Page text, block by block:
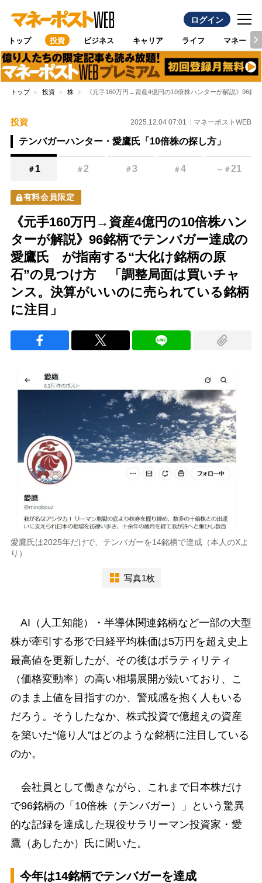
ログイン
トップ 投資 ビジネス キャリア ライフ マネー
トップ 投資 株 《元手160万円→資産4億円の10倍株ハンターが解説》96
投資 2025.12.04 07:01 マネーポストWEB
テンバガーハンター・愛鷹氏「10倍株の探し方」
＃ 1 ＃2 ＃3 ＃4 ～ ＃21
有料会員限定
《元手160万円→資産4億円の10倍株ハン
ターが解説》96銘柄でテンバガー達成の
愛鷹氏 が指南する“大化け銘柄の原
石”の見つけ方 「調整局面は買いチャ
ンス。決算がいいのに売られている銘柄
に注目」
愛鷹氏は2025年だけで、テンバガーを14銘柄で達成（本人のXよ
り）
写真1枚
AI（人工知能）・半導体関連銘柄など一部の大型
株が牽引する形で日経平均株価は5万円を超え史上
最高値を更新したが、その後はボラティリティ
（価格変動率）の高い相場展開が続いており、こ
のまま上値を目指すのか、警戒感を抱く人もいる
だろう。そうしたなか、株式投資で億超えの資産
を築いた“億り人”はどのような銘柄に注目している
のか。
会社員として働きながら、これまで日本株だけ
で96銘柄の「10倍株（テンバガー）」という驚異
的な記録を達成した現役サラリーマン投資家・愛
鷹（あしたか）氏に聞いた。
今年は14銘柄でテンバガーを達成